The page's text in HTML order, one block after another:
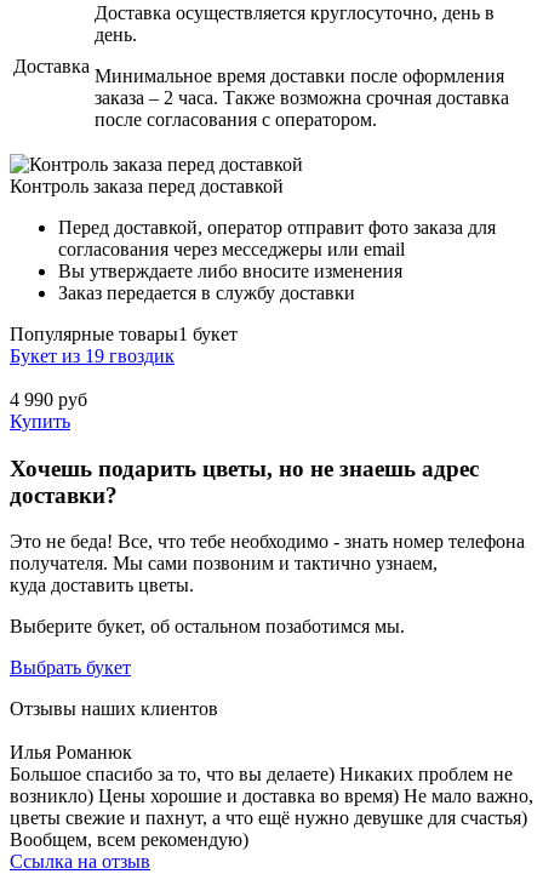
Доставка
Доставка осуществляется круглосуточно, день в
день.
Минимальное время доставки после оформления
заказа – 2 часа. Также возможна срочная доставка
после согласования с оператором.
Контроль заказа перед доставкой
Перед доставкой, оператор отправит фото заказа для
согласования через месседжеры или email
Вы утверждаете либо вносите изменения
Заказ передается в службу доставки
Популярные товары1 букет
Букет из 19 гвоздик
4 990 руб
Купить
Хочешь подарить цветы, но не знаешь адрес
доставки?
Это не беда! Все, что тебе необходимо - знать номер телефона
получателя. Мы сами позвоним и тактично узнаем,
куда доставить цветы.
Выберите букет, об остальном позаботимся мы.
Выбрать букет
Отзывы наших клиентов
Илья Романюк
Большое спасибо за то, что вы делаете) Никаких проблем не
возникло) Цены хорошие и доставка во время) Не мало важно,
цветы свежие и пахнут, а что ещё нужно девушке для счастья)
Вообщем, всем рекомендую)
Ссылка на отзыв